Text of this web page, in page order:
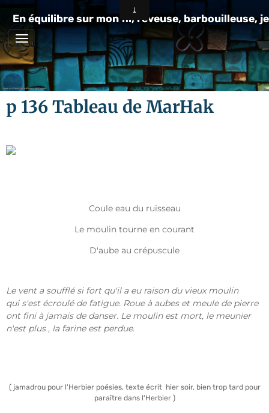
En équilibre sur mon fil, rêveuse, barbouilleuse,
p 136 Tableau de MarHak
Coule eau du ruisseau
Le moulin tourne en courant
D'aube au crépuscule
Le vent a soufflé si fort qu'il a eu raison du vieux moulin
qui s'est écroulé de fatigue. Roue à aubes et meule de pierre
ont fini à jamais de danser. Le moulin est mort, le meunier
n'est plus , la farine est perdue.
( jamadrou pour l'Herbier poésies, texte écrit hier soir, bien trop tard pour
paraître dans l'Herbier )